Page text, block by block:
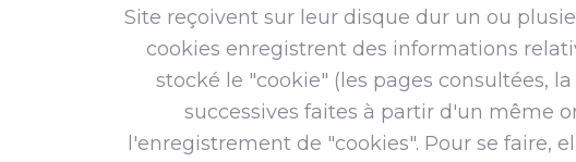
Site reçoivent sur leur disque dur un ou
cookies enregistrent des informations
stocké le "cookie" (les pages consultées,
successives faites à partir d'un même
l'enregistrement de "cookies". Pour se faire,